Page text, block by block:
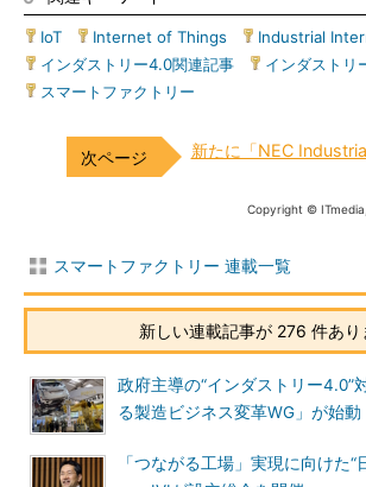
IoT Internet of Things Industrial
インダストリー4.0関連記事
インダストリ
スマートファクトリー
新たに「NEC
Copyright ©
スマートファクトリー 連載一覧
新しい連載記事が 276 件あり
政府主導の“インダストリー4.0”
る製造ビジネス変革WG」が始動
「つながる工場」実現に向けた“